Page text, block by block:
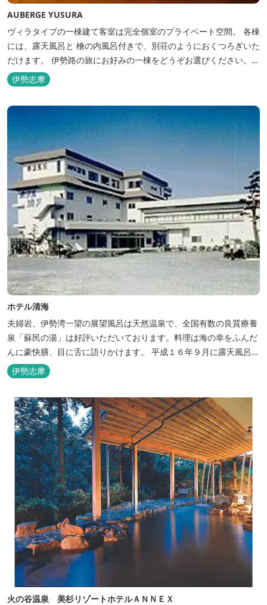
AUBERGE YUSURA
ヴィラタイプの一棟建て客室は完全個室のプライベート空間。 各棟
には、露天風呂と 檜の内風呂付きで、別荘のようにおくつろぎいた
だけます。 伊勢路の旅にお好みの一棟をどうぞお選びください。
「AUBERGE YUSURA」が大切にしていること それは、小さな宿な
らではの「ひと手間」のおもてなし。 「居・食・充」を満たし、皆
様の伊勢路の旅に寄り添う宿となれるよう、心を月してお待ちし
伊勢志摩
ホテル清海
夫婦岩、伊勢湾一望の展望風呂は天然温泉で、全国有数の良質療養
泉「蘇民の湯」は好評いただいております。料理は海の幸をふんだ
んに豪快膳、目に舌に語りかけます。 平成１６年９月に露天風呂が
オープンしました。
伊勢志摩
火の谷温泉 美杉リゾートホテルＡＮＮＥＸ